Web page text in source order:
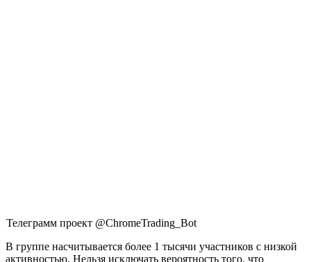
Телеграмм проект @ChromeTrading_Bot
В группе насчитывается более 1 тысячи участников с низкой
активностью. Нельзя исключать вероятность того, что